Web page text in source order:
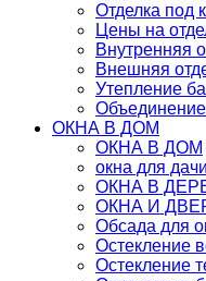
Отделка под
Цены на
Внутренняя
Внешняя
Утепление
ОКНА В ДОМ
ОКНА В ДОМ
окна для дачи
ОКНА В
ОКНА И
Обсада для
Остекление
Остекление